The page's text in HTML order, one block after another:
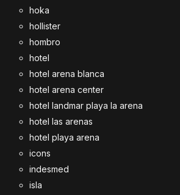
hoka
hollister
hombro
hotel
hotel arena blanca
hotel arena center
hotel landmar playa la arena
hotel las arenas
hotel playa arena
icons
indesmed
isla